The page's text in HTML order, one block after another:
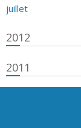
juillet
2012
2011